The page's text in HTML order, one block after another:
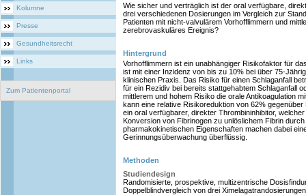
Kolumne
Presse
Gesundheitsrecht
Links
Zum Patientenportal
Wie sicher und verträglich ist der oral verfügbare,
drei verschiedenen Dosierungen im Vergleich zur
Patienten mit nicht-valvulärem Vorhofflimmern und
zerebrovaskuläres Ereignis?
Hintergrund
Vorhofflimmern ist ein unabhängiger Risikofaktor für
ist mit einer Inzidenz von bis zu 10% bei über 75-
klinischen Praxis. Das Risiko für einen Schlaganfall
für ein Rezidiv bei bereits stattgehabtem Schlaganfall
mittlerem und hohem Risiko die orale Antikoagulation
kann eine relative Risikoreduktion von 62%
ein oral verfügbarer, direkter Thrombininhibitor,
Konversion von Fibrinogen zu unlöslichem Fibrin
pharmakokinetischen Eigenschaften machen dabei
Gerinnungsüberwachung überflüssig.
Methoden
Studiendesign
Randomisierte, prospektive, multizentrische
Doppelblindvergleich von drei